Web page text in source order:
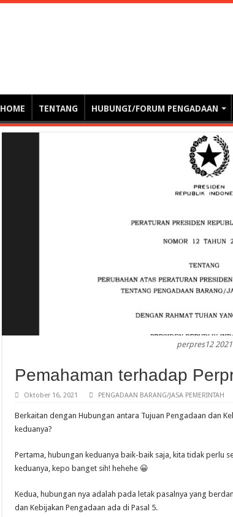
HOME TENTANG HUBUNGI/FORUM PENGADAAN
perpres12 2021
Pemahaman terhadap
Oktober 16, 2021 PENGADAAN BARANG/JASA PEMERINTAH
Berkaitan dengan Hubungan antara Tujuan Pengadaan dan
keduanya?
Pertama, hubungan keduanya baik-baik saja, kita tidak perlu
keduanya, kepo banget sih! hehehe 😀
Kedua, hubungan nya adalah pada letak pasalnya yang
dan Kebijakan Pengadaan ada di Pasal 5.